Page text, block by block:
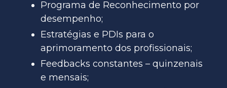
Programa de Reconhecimento por
desempenho;
Estratégias e PDIs para o
aprimoramento dos profissionais;
Feedbacks constantes – quinzenais
e mensais;